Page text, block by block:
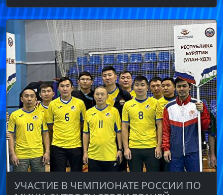
УЧАСТИЕ В ЧЕМПИОНАТЕ РОССИИ ПО